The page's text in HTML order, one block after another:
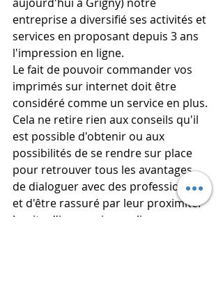
entreprise a diversifié ses activités et
services en proposant depuis 3 ans
l'impression en ligne.
Le fait de pouvoir commander vos
imprimés sur internet doit être
considéré comme un service en plus.
Cela ne retire rien aux conseils qu'il
est possible d'obtenir ou aux
possibilités de se rendre sur place
pour retrouver tous les avantages
de dialoguer avec des professionnels
et d'être rassuré par leur proximité.
Le site d'impression en ligne